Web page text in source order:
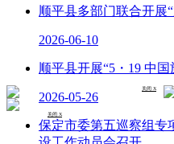
顺平县多部门联合开展
2026-06-10
顺平县开展“5・19 中
2026-05-26
保定市委第五巡察组专
关闭 X
关闭 X